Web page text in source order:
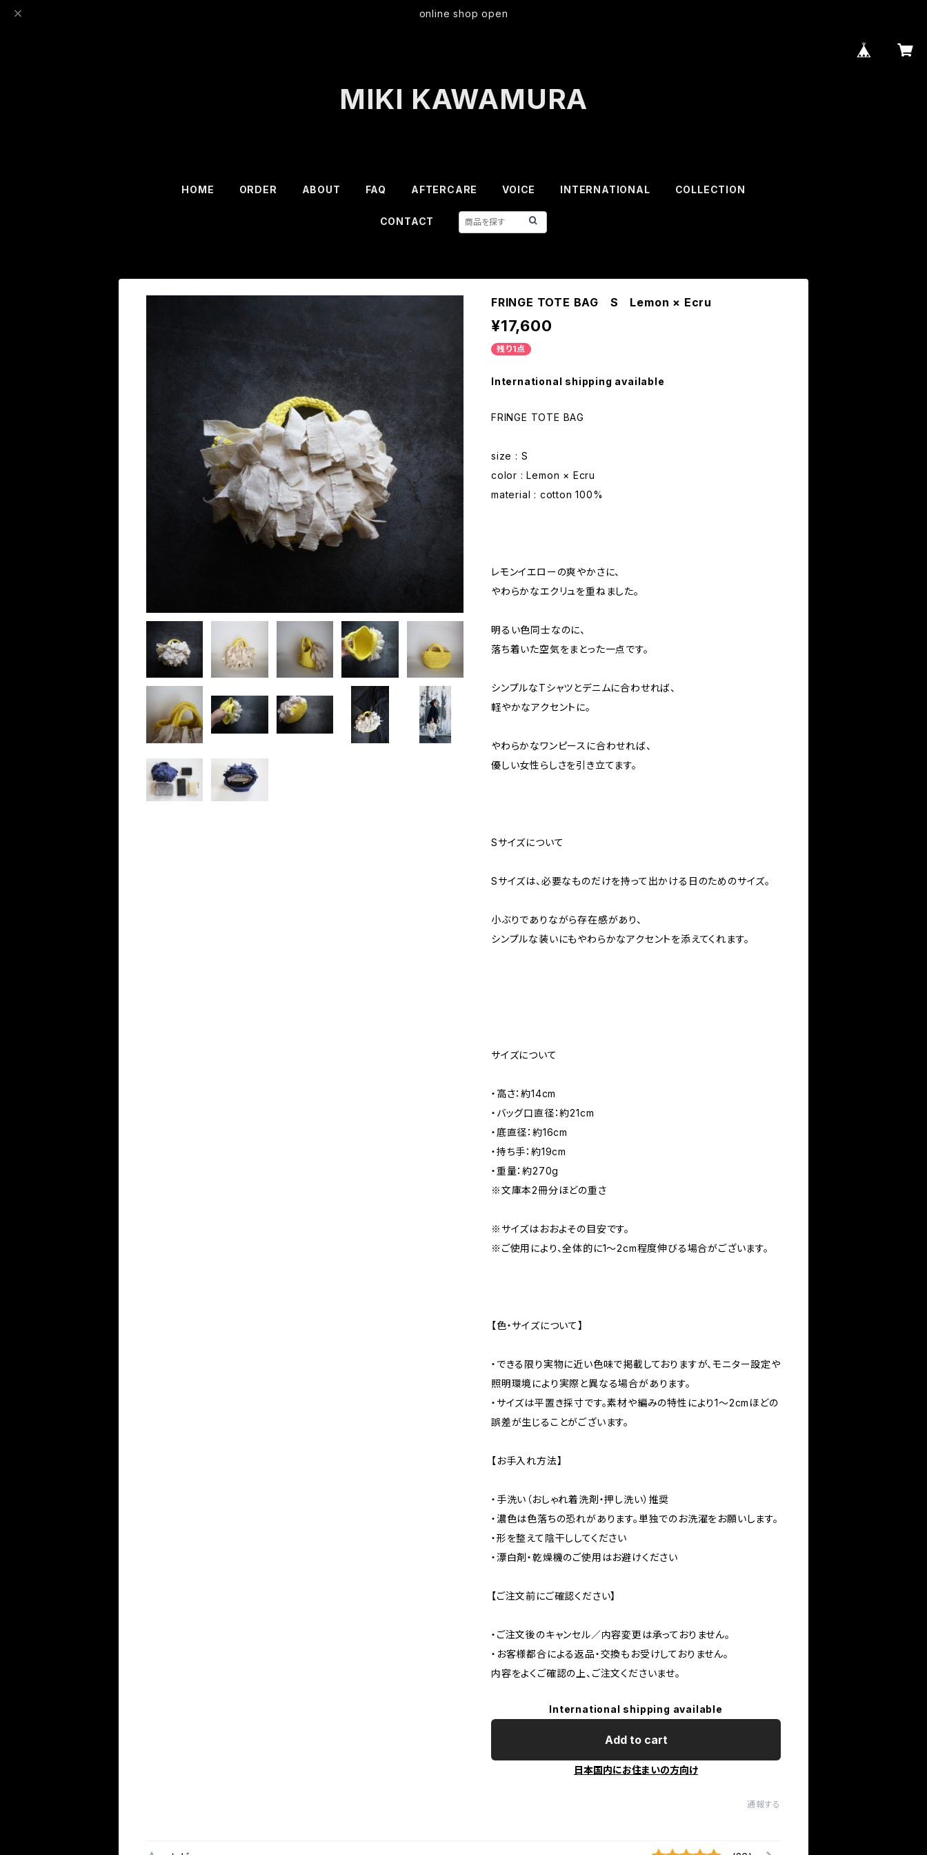
online shop open
MIKI KAWAMURA
HOME ORDER ABOUT FAQ AFTERCARE VOICE INTERNATIONAL COLLECTION
CONTACT
FRINGE TOTE BAG S Lemon × Ecru
¥17,600
残り1点
International shipping available
FRINGE TOTE BAG
size : S
color : Lemon × Ecru
material : cotton 100%
レモンイエローの爽やかさに、
やわらかなエクリュを重ねました。
明るい色同士なのに、
落ち着いた空気をまとった一点です。
シンプルなTシャツとデニムに合わせれば、
軽やかなアクセントに。
やわらかなワンピースに合わせれば、
優しい女性らしさを引き立てます。
Sサイズについて
Sサイズは、必要なものだけを持って出かける日のためのサイズ。
小ぶりでありながら存在感があり、
シンプルな装いにもやわらかなアクセントを添えてくれます。
サイズについて
・高さ：約14cm
・バッグ口直径：約21cm
・底直径：約16cm
・持ち手：約19cm
・重量：約270g
※文庫本2冊分ほどの重さ
※サイズはおおよその目安です。
※ご使用により、全体的に1〜2cm程度伸びる場合がございます。
【色・サイズについて】
・できる限り実物に近い色味で掲載しておりますが、モニター設定や
照明環境により実際と異なる場合があります。
・サイズは平置き採寸です。素材や編みの特性により1〜2cmほどの
誤差が生じることがございます。
【お手入れ方法】
・手洗い（おしゃれ着洗剤・押し洗い）推奨
・濃色は色落ちの恐れがあります。単独でのお洗濯をお願いします。
・形を整えて陰干ししてください
・漂白剤・乾燥機のご使用はお避けください
【ご注文前にご確認ください】
・ご注文後のキャンセル／内容変更は承っておりません。
・お客様都合による返品・交換もお受けしておりません。
内容をよくご確認の上、ご注文くださいませ。
International shipping available
Add to cart
日本国内にお住まいの方向け
通報する